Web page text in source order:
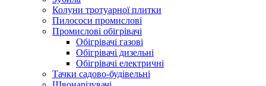
Колуни тротуарної плитки
Пилососи промислові
Промислові обігрівачі
Обігрівачі газові
Обігрівачі дизельні
Обігрівачі електричні
Тачки садово-будівельні